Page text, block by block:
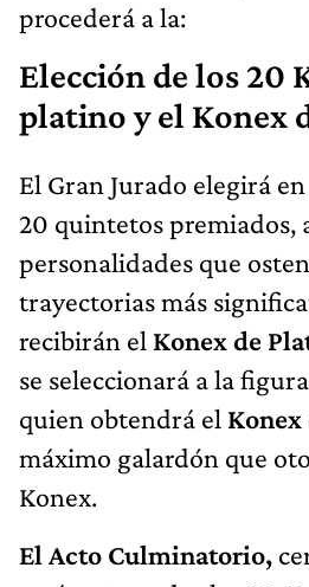
procederá a la:
Elección de los 20
platino y el Konex
El Gran Jurado elegirá
20 quintetos premiados,
personalidades que
trayectorias más
recibirán el Konex de
se seleccionará a la
quien obtendrá el
máximo galardón que
Konex.
El Acto Culminatorio,